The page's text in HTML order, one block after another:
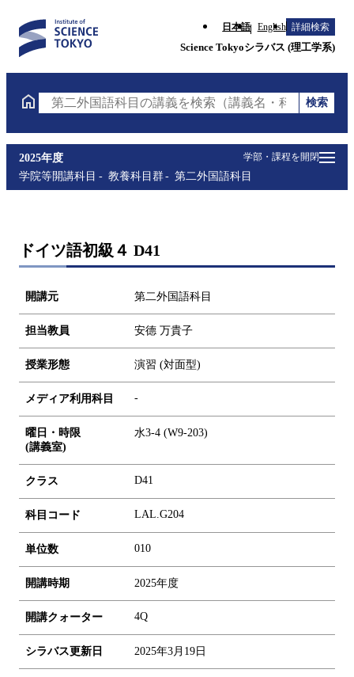
日本語 English 詳細検索
Science Tokyoシラバス (理工学系)
第二外国語科目の講義を検索（講義名・科目コード・
検索
学部・課程を開閉
2025年度
学院等開講科目
教養科目群 第二外国語科目
ドイツ語初級４ D41
開講元 第二外国語科目
担当教員 安德 万貴子
授業形態 演習 (対面型)
メディア利用科目 -
曜日・時限
(講義室)
水3-4 (W9-203)
クラス D41
科目コード LAL.G204
単位数 010
開講時期 2025年度
開講クォーター 4Q
シラバス更新日 2025年3月19日